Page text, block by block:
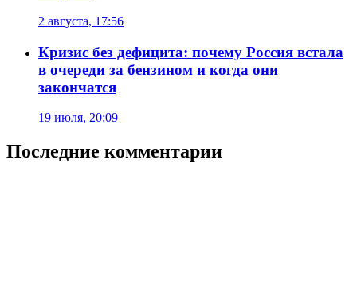
2 августа, 17:56
Кризис без дефицита: почему Россия встала
в очереди за бензином и когда они
закончатся
19 июля, 20:09
Последние комментарии